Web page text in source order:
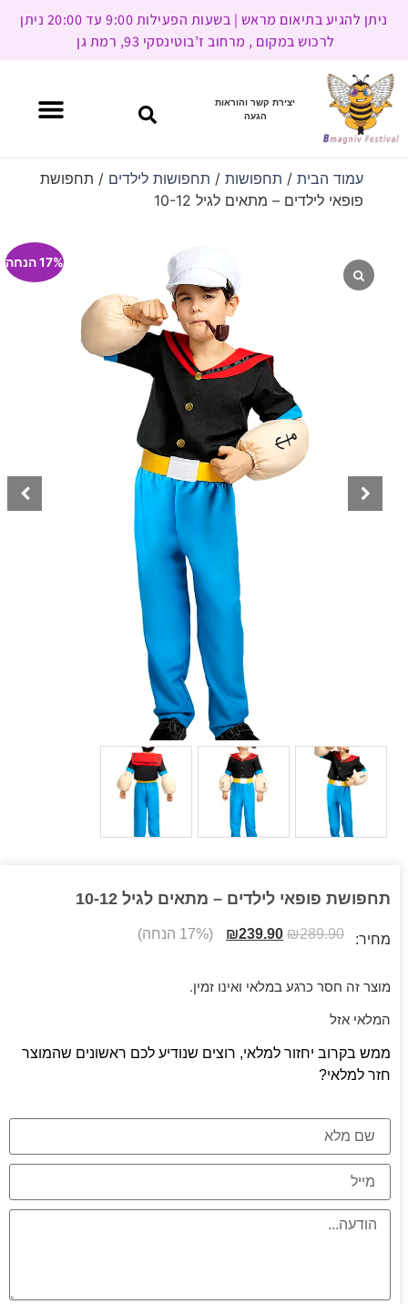
ניתן להגיע בתיאום מראש | בשעות הפעילות 9:00 עד 20:00 ניתן
לרכוש במקום , מרחוב ז’בוטינסקי 93, רמת גן
יצירת קשר והוראות
הגעה
עמוד הבית/ תחפושות/ תחפושות לילדים / תחפושת
פופאי לילדים – מתאים לגיל 10-12
17% הנחה
תחפושת פופאי לילדים – מתאים לגיל 10-12
מחיר: ₪289.90
₪239.90 (17% הנחה)
מוצר זה חסר כרגע במלאי ואינו זמין.
המלאי אזל
ממש בקרוב יחזור למלאי, רוצים שנודיע לכם ראשונים שהמוצר
חזר למלאי?